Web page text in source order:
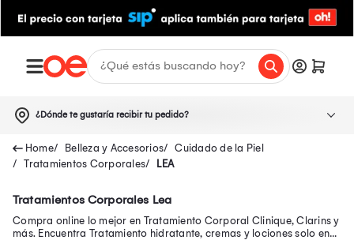
¿Dónde te gustaría recibir tu pedido?
Belleza y Accesorios
Cuidado de la Piel
Tratamientos Corporales
LEA
Tratamientos Corporales Lea
Compra online lo mejor en Tratamiento Corporal Clinique, Clarins y
más. Encuentra Tratamiento hidratante, cremas y lociones solo en